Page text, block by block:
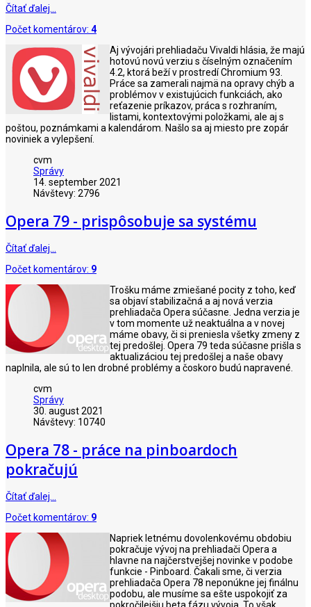
Čítať ďalej…
Počet komentárov: 4
Aj vývojári prehliadaču Vivaldi hlásia, že majú
hotovú novú verziu s číselným označením
4.2, ktorá beží v prostredí Chromium 93.
Práce sa zamerali najmä na opravy chýb a
problémov v existujúcich funkciách, ako
reťazenie príkazov, práca s rozhraním,
listami, kontextovými položkami, ale aj s
poštou, poznámkami a kalendárom. Našlo sa aj miesto pre zopár
noviniek a vylepšení.
cvm
Správy
14. september 2021
Návštevy: 2796
Opera 79 - prispôsobuje sa systému
Čítať ďalej…
Počet komentárov: 9
Trošku máme zmiešané pocity z toho, keď
sa objaví stabilizačná a aj nová verzia
prehliadača Opera súčasne. Jedna verzia je
v tom momente už neaktuálna a v novej
máme obavy, či si preniesla všetky zmeny z
tej predošlej. Opera 79 teda súčasne prišla s
aktualizáciou tej predošlej a naše obavy
naplnila, ale sú to len drobné problémy a čoskoro budú napravené.
cvm
Správy
30. august 2021
Návštevy: 10740
Opera 78 - práce na pinboardoch
pokračujú
Čítať ďalej…
Počet komentárov: 9
Napriek letnému dovolenkovému obdobiu
pokračuje vývoj na prehliadači Opera a
hlavne na najčerstvejšej novinke v podobe
funkcie - Pinboard. Čakali sme, či verzia
prehliadača Opera 78 neponúkne jej finálnu
podobu, ale musíme sa ešte uspokojiť za